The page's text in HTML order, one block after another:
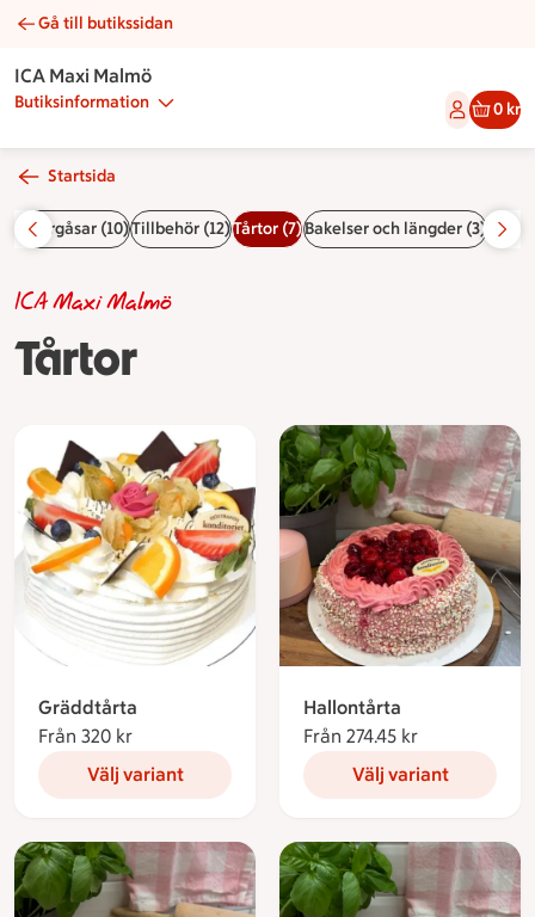
Tårtor | Catering ICA Maxi Malmö
Gå till butikssidan
ICA Maxi Malmö
Butiksinformation 0 kr
Startsida
Smörgåsar (10)Tillbehör (12)Tårtor (7)Bakelser och längder (3)
Tårtor
ICA Maxi Malmö
Gräddtårta
Från 320 kr
Välj variant
Hallontårta
Från 274.45 kr
Välj variant